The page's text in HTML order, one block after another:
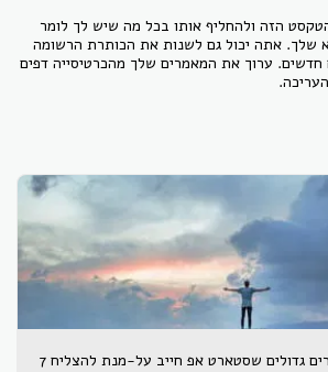
הזה ולהחליף אותו בכל מה שיש לך לומר
אתה יכול גם לשנות את הכותרת הרשומה
חדשים. ערוך את המאמרים שלך מהכרטיסייה דפים
גדולים שסטארט אפ חייב על-מנת להצליח